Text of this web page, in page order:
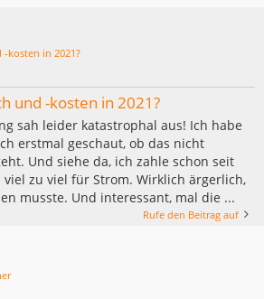
kosten in 2021?
und -kosten in 2021?
sah leider katastrophal aus! Ich habe
erstmal geschaut, ob das nicht
Und siehe da, ich zahle schon seit
viel zu viel für Strom. Wirklich ärgerlich,
musste. Und interessant, mal die ...
Rufe den Beitrag auf